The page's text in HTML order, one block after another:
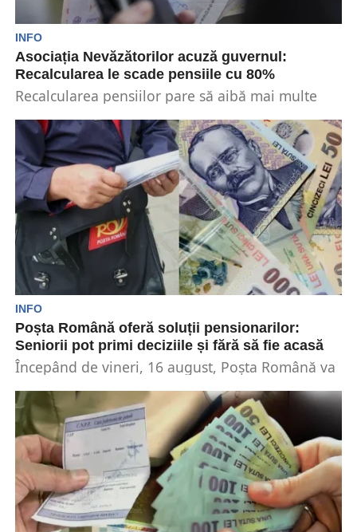
INFO
Asociația Nevăzătorilor acuză guvernul:
Recalcularea le scade pensiile cu 80%
Recalcularea pensiilor pare să aibă mai multe
categoriile afectate drastic...
INFO
Poșta Română oferă soluții pensionarilor:
Seniorii pot primi deciziile și fără să fie acasă
Începând de vineri, 16 august, Poșta Română va
pensiilor. Pentru...